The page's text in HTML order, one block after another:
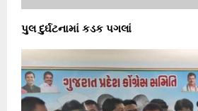
પુલ દુર્ઘટનામાં કડક પગલાં